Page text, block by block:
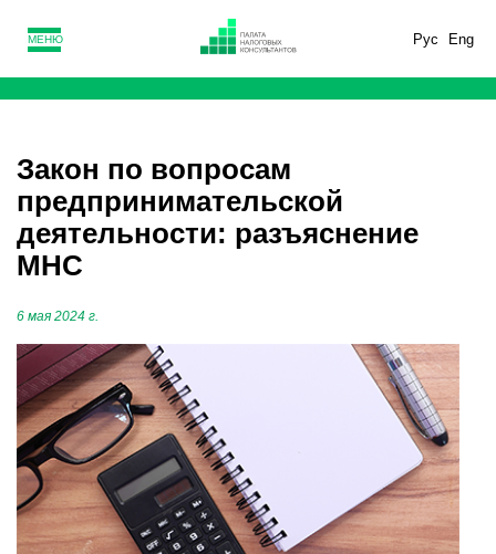
Рус Eng
МЕНЮ
Закон по вопросам
предпринимательской
деятельности: разъяснение
МНС
6 мая 2024 г.